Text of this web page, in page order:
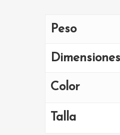
Peso
Dimensiones
Color
Talla